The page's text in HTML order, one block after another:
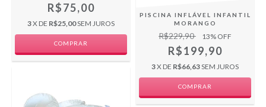
R$75,00
3X DE R$25,00SEM JUROS
PISCINA INFLÁVEL INFANTIL
MORANGO
R$229,90 13% OFF
R$199,90
3X DE R$66,63SEM JUROS